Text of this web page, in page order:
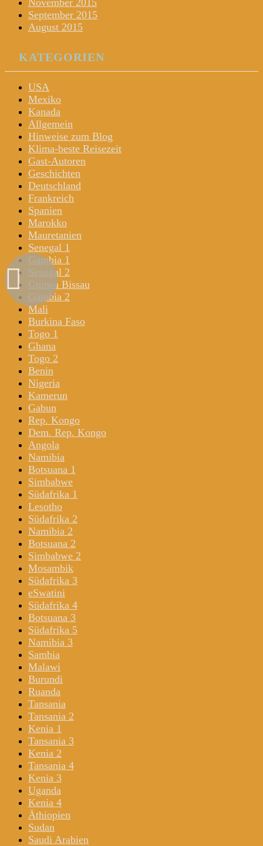
September 2015
August 2015
KATEGORIEN
USA
Mexiko
Kanada
Allgemein
Hinweise zum Blog
Klima-beste Reisezeit
Gast-Autoren
Geschichten
Deutschland
Frankreich
Spanien
Marokko
Mauretanien
Senegal 1
Gambia 1
Senegal 2
Guinea Bissau
Gambia 2
Mali
Burkina Faso
Togo 1
Ghana
Togo 2
Benin
Nigeria
Kamerun
Gabun
Rep. Kongo
Dem. Rep. Kongo
Angola
Namibia
Botsuana 1
Simbabwe
Südafrika 1
Lesotho
Südafrika 2
Namibia 2
Botsuana 2
Simbabwe 2
Mosambik
Südafrika 3
eSwatini
Südafrika 4
Botsuana 3
Südafrika 5
Namibia 3
Sambia
Malawi
Burundi
Ruanda
Tansania
Tansania 2
Kenia 1
Tansania 3
Kenia 2
Tansania 4
Kenia 3
Uganda
Kenia 4
Äthiopien
Sudan
Saudi Arabien